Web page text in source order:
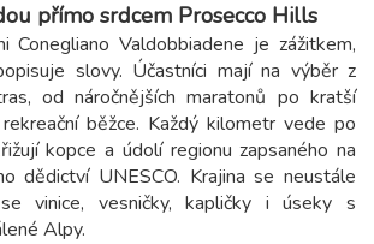
přímo srdcem Prosecco Hills
Conegliano Valdobbiadene je zážitkem,
slovy. Účastníci mají na výběr z
od náročnějších maratonů po kratší
běžce. Každý kilometr vede po
kopce a údolí regionu zapsaného na
dědictví UNESCO. Krajina se neustále
vinice, vesničky, kapličky i úseky s
Alpy.